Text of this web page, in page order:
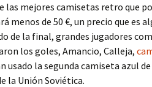
las mejores camisetas retro que
menos de 50 €, un precio que es
de la final, grandes jugadores
los goles, Amancio, Calleja,
usado la segunda camiseta azul
la Unión Soviética.